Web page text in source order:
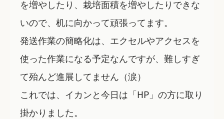
を増やしたり、栽培面積を増やしたりできな
いので、机に向かって頑張ってます。
発送作業の簡略化は、エクセルやアクセスを
使った作業になる予定なんですが、難しすぎ
て殆んど進展してません（涙）
これでは、イカンと今日は「HP」の方に取り
掛かりました。